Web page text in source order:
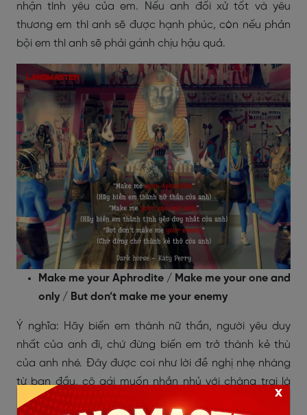
nhận tình yêu của em. Nếu anh đối xử tốt và yêu
thương em thì anh sẽ được hạnh phúc, còn nếu phản
bội em thì anh sẽ phải gánh chịu hậu quả.
Make me your Aphrodite / Make me your one and
only / But don’t make me your enemy
Ý nghĩa: Hãy biến em thành nữ thần, người yêu duy
nhất của anh đi, chứ đừng biến em trở thành kẻ thù
của anh nhé. Đây được coi như lời đề nghị nhẹ nhàng
từ ban đầu, cô gái muốn nhắn nhủ với chàng trai là
hãy nâng niu em khi đã có được tình yêu của em.
x